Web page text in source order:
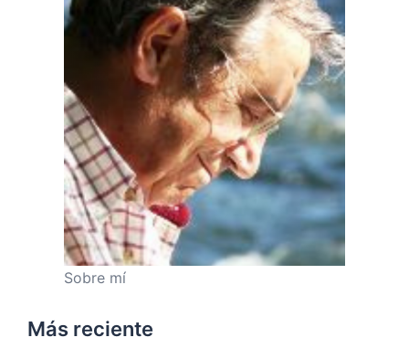
Sobre mí
Más reciente